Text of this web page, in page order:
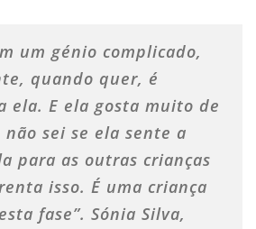
um génio complicado,
quando quer, é
ela. E ela gosta muito de
sei se ela sente a
para as outras crianças
isso. É uma criança
fase”. Sónia Silva,